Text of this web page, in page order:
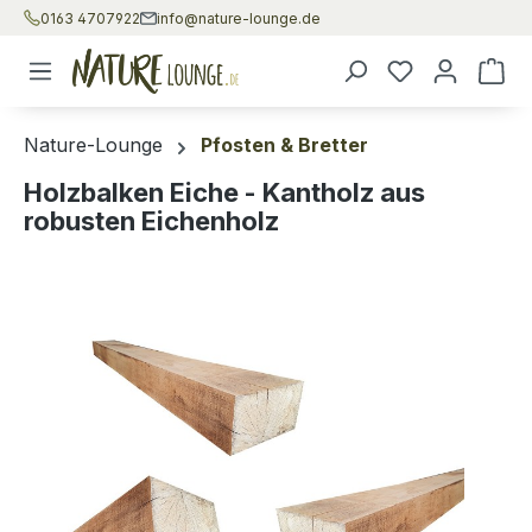
Zum Hauptinhalt springen
0163 4707922 info@nature-lounge.de
Nature-Lounge Pfosten & Bretter
Holzbalken Eiche - Kantholz aus
robusten Eichenholz